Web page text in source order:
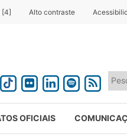
[4] Alto contraste
OFICIAIS